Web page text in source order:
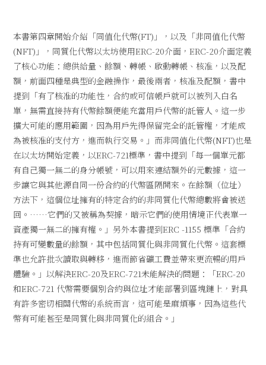
本書第四章開始介紹「同值化代幣(FT)」，以及「非同值化代幣
(NFT)」，同質化代幣以太坊使用ERC-20介面，ERC-20介面定義
了核心功能：總供給量、餘額、轉帳、啟動轉帳、核准，以及配
額，前面四種是典型的金融操作，最後兩者，核准及配額，書中
提到「有了核准的功能性，合約或可信帳戶就可以被列入白名
單，無需直接持有代幣餘額便能充當用戶代幣的託管人。這一步
擴大可能的應用範圍，因為用戶先得保留完全的託管權，才能成
為被核准的支付方，進而執行交易。」而非同值化代幣(NFT)也是
在以太坊開始定義，以ERC-721標準，書中提到「每一個單元都
有自己獨一無二的身分帳號，可以用來連結額外的元數據，這一
步讓它與其他源自同一份合約的代幣區隔開來。在餘額（位址）
方法下，這個位址擁有的特定合約的非同質化代幣總數將會被送
回。……它們的又被稱為契據，暗示它們的使用情境正代表單一
資產獨一無二的擁有權。」另外本書提到ERC -1155 標準「合約
持有可變數量的餘額，其中包括同質化與非同質化代幣。這套標
準也允許批次讀取與轉移，進而節省礦工費並帶來更流暢的用戶
體驗。」以解決ERC-20及ERC-721未能解決的問題：「ERC-20
和ERC-721 代幣需要個別合約與位址才能部署到區塊鏈上，對具
有許多密切相關代幣的系統而言，這可能是麻煩事，因為這些代
幣有可能甚至是同質化與非同質化的組合。」